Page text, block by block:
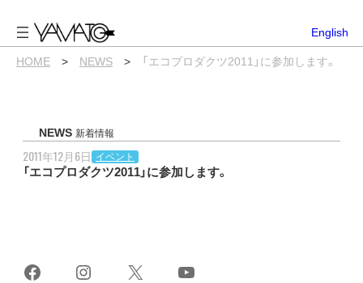
容
を
ス
キ
English
HOME > NEWS > 「エコプロダクツ2011」に参加します。
NEWS 新着情報
2011年12月6日 イベント
「エコプロダクツ2011」に参加します。
FacebookInstagram
X YouTube